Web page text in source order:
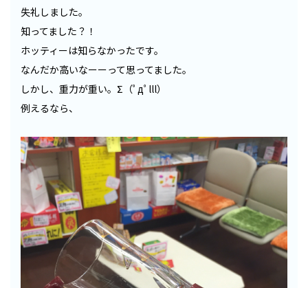
失礼しました。
知ってました？！
ホッティーは知らなかったです。
なんだか高いなーーって思ってました。
しかし、重力が重い。Σ（ﾟдﾟlll）
例えるなら、